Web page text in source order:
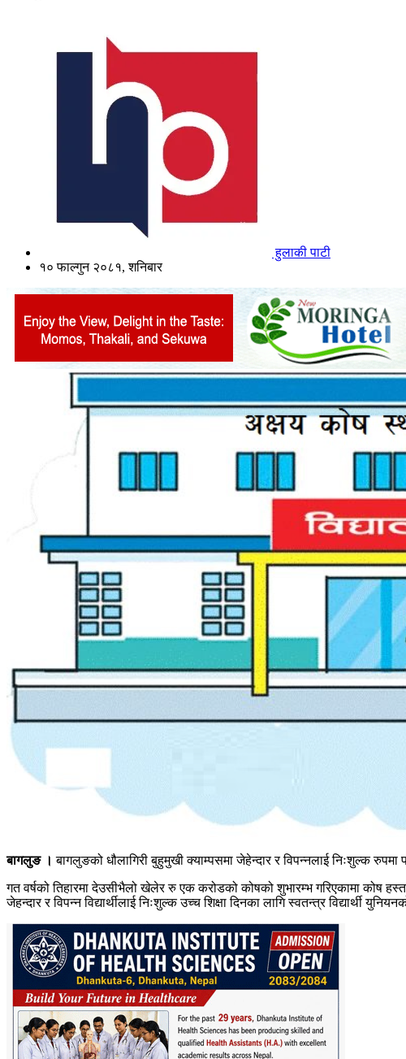
हुलाकी पाटी
१० फाल्गुन २०८१, शनिबार
बागलुङ । बागलुङको धौलागिरी बुहुमुखी क्याम्पसमा जेहेन्दार र विपन्नलाई निःशुल्क
गत वर्षको तिहारमा देउसीभैलो खेलेर रु एक करोडको कोषको शुभारम्भ गरिएकामा कोष
जेहन्दार र विपन्न विद्यार्थीलाई निःशुल्क उच्च शिक्षा दिनका लागि स्वतन्त्र विद्यार्थी